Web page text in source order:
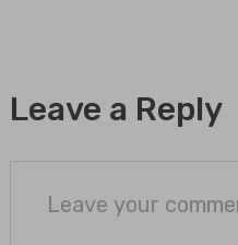
Leave a Reply